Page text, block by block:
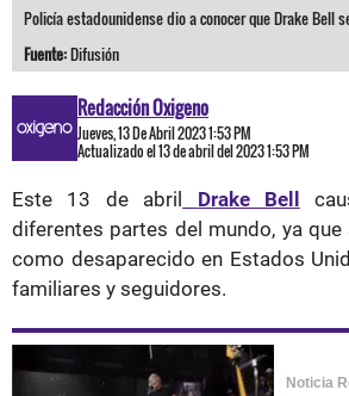
Policía estadounidense dio a conocer que Drake Bell
Fuente:Difusión
Redacción Oxigeno
Jueves, 13 De Abril 2023 1:53 PM
Actualizado el 13 de abril del 2023 1:53 PM
Este 13 de abril Drake Bell
diferentes partes del mundo, ya
como desaparecido en Estados
familiares y seguidores.
Noticia